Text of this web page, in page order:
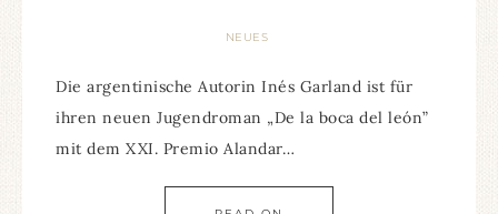
NEUES
Die argentinische Autorin Inés Garland ist für
ihren neuen Jugendroman „De la boca del león”
mit dem XXI. Premio Alandar…